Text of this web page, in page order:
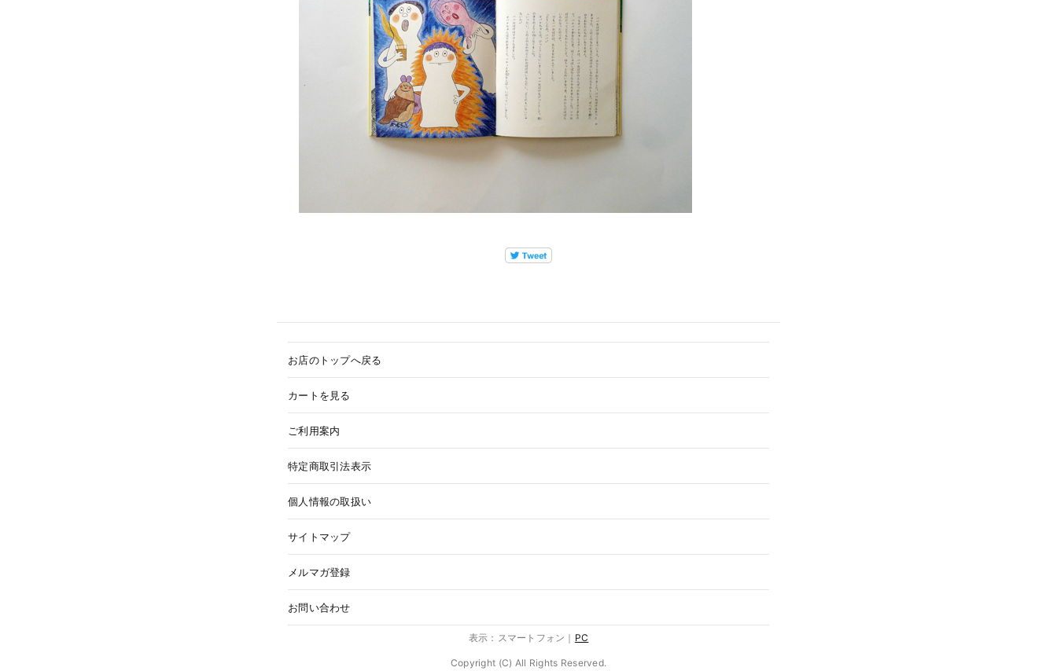
お店のトップへ戻る
カートを見る
ご利用案内
特定商取引法表示
個人情報の取扱い
サイトマップ
メルマガ登録
お問い合わせ
表示：スマートフォン｜ PC
Copyright (C) All Rights Reserved.